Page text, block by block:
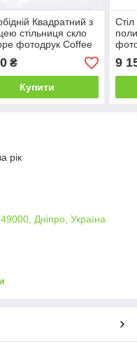
Квадратний з
стільниця скло
фотодрук Coffee
мм (БЦ-Стіл
₴
Купити
ТМ)
9
рік
Дніпро, Україна